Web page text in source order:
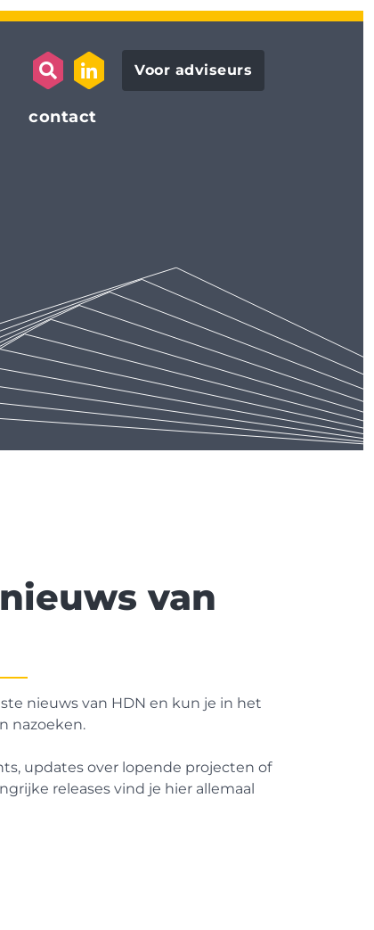
contact
search opener
link to the linkedin page
Voor adviseurs
van
nieuws van HDN en kun je in het
nazoeken.
updates over lopende projecten of
releases vind je hier allemaal